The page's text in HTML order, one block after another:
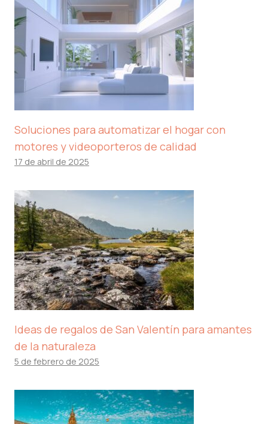
Soluciones para automatizar el hogar con
motores y videoporteros de calidad
17 de abril de 2025
Ideas de regalos de San Valentín para amantes
de la naturaleza
5 de febrero de 2025